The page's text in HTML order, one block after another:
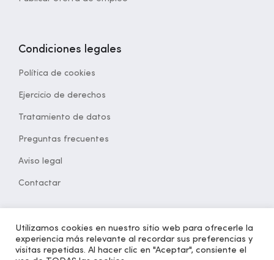
Condiciones legales
Política de cookies
Ejercicio de derechos
Tratamiento de datos
Preguntas frecuentes
Aviso legal
Contactar
© 2021 Desarrollado poropcion5.com| Todos los derechos
reservados | Versión 1.2
Utilizamos cookies en nuestro sitio web para ofrecerle la
experiencia más relevante al recordar sus preferencias y
visitas repetidas. Al hacer clic en "Aceptar", consiente el